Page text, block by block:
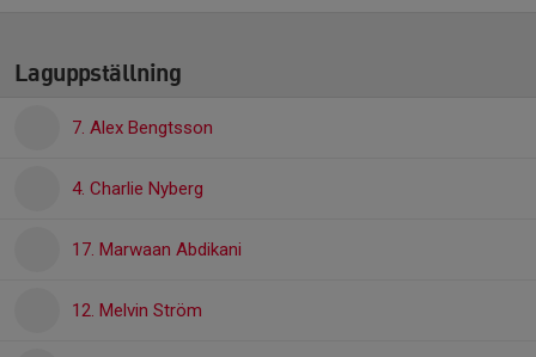
Laguppställning
7. Alex Bengtsson
4. Charlie Nyberg
17. Marwaan Abdikani
12. Melvin Ström